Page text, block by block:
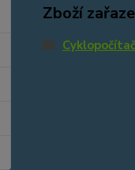
Zboží